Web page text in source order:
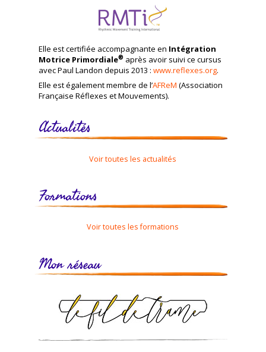
Elle est certifiée accompagnante en Intégration
Motrice Primordiale®après avoir suivi ce cursus
avec Paul Landon depuis 2013 : www.reflexes.org.
Elle est également membre de l’AFReM (Association
Française Réflexes et Mouvements).
Actualités
Voir toutes les actualités
Formations
Voir toutes les formations
Mon réseau